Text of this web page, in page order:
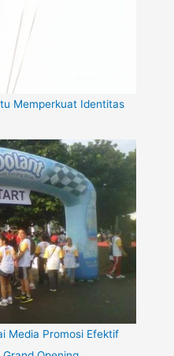
Memperkuat Identitas
Media Promosi Efektif